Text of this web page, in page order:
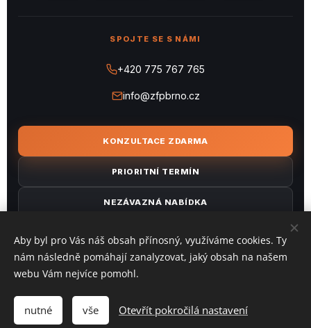
SPOJTE SE S NÁMI
+420 775 767 765
info@zfpbrno.cz
KONZULTACE ZDARMA
PRIORITNÍ TERMÍN
NEZÁVAZNÁ NABÍDKA
Aby byl pro Vás náš obsah přínosný, využíváme cookies. Ty
nám následně pomáhají zanalyzovat, jaký obsah na našem
webu Vám nejvíce pomohl.
nutné vše Otevřít pokročilá nastavení